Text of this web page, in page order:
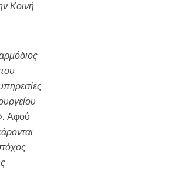
Κοινή
. Αφού